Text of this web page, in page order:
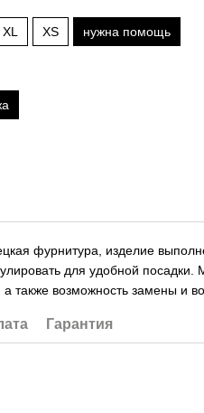
XL XS нужна помощь
фурнитура, изделие
для удобной
а также возможность замены и
Гарантия